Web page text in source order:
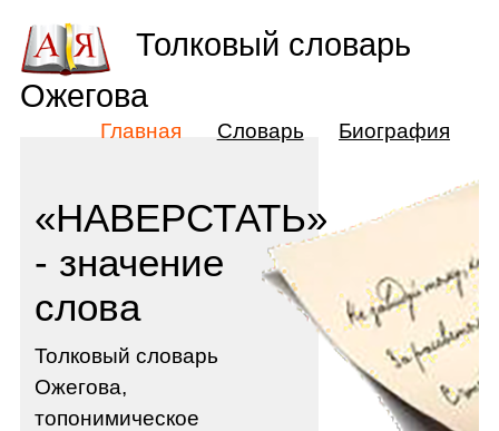
«НАВЕРСТАТЬ»
- значение
слова
Толковый словарь
Ожегова,
топонимическое
Толковый словарь
Ожегова
Главная Словарь Биография